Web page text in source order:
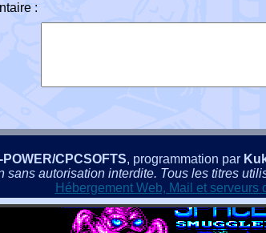
:
POWER/CPCSOFTS, programmation par
sans autorisation interdite. Tous les titres
Hébergement Web, Mail et serveurs